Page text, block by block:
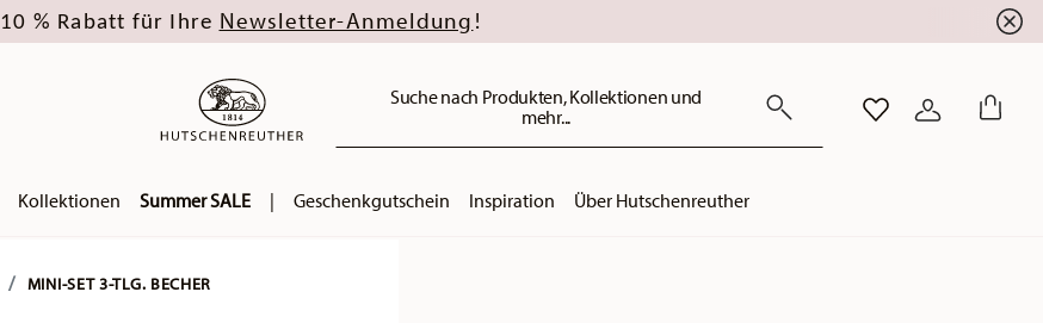
10 % Rabatt für Ihre Newsletter-Anmeldung !
Suche nach Produkten, Kollektionen und
mehr...
WISHLISTANMELDEN
Kollektionen Summer SALE | Geschenkgutschein Inspiration Über Hutschenreuther
MINI-SET 3-TLG. BECHER